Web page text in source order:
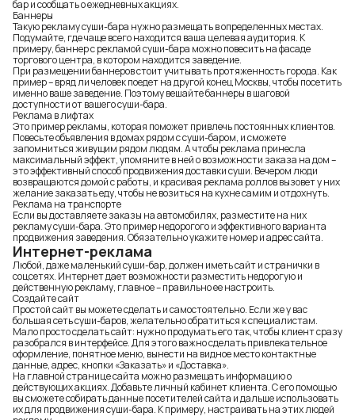
бар и сообщать о ежедневных акциях.
Баннеры
Такую рекламу суши-бара нужно размещать в определенных местах.
Подумайте, где чаще всего находится ваша целевая аудитория. К
примеру, баннер с рекламой суши-бара можно повесить на фасаде
торгового центра, в котором находится заведение.
При размещении баннеров стоит учитывать протяженность города. Как
пример – вряд ли человек поедет на другой конец Москвы, чтобы посетить
именно ваше заведение. Поэтому вешайте баннеры в шаговой
доступности от вашего суши-бара.
Реклама в лифтах
Это пример рекламы, которая поможет привлечь постоянных клиентов.
Повесьте объявления в домах рядом с суши-баром, и сможете
запомниться живущим рядом людям. А чтобы реклама принесла
максимальный эффект, упомяните в ней о возможности заказа на дом –
это эффективный способ продвижения доставки суши. Вечером люди
возвращаются домой с работы, и красивая реклама роллов вызовет у них
желание заказать еду, чтобы не возиться на кухне самим и отдохнуть.
Реклама на транспорте
Если вы доставляете заказы на автомобилях, разместите на них
рекламу суши-бара. Это пример недорогого и эффективного варианта
продвижения заведения. Обязательно укажите номер и адрес сайта.
Интернет-реклама
Любой, даже маленький суши-бар, должен иметь сайт и странички в
соцсетях. Интернет дает возможности разместить недорогую и
действенную рекламу, главное – правильно ее настроить.
Создайте сайт
Простой сайт вы можете сделать и самостоятельно. Если же у вас
большая сеть суши-баров, желательно обратиться к специалистам.
Мало просто сделать сайт: нужно продумать его так, чтобы клиент сразу
разобрался в интерфейсе. Для этого важно сделать привлекательное
оформление, понятное меню, вынести на видное место контактные
данные, адрес, кнопки «Заказать» и «Доставка».
На главной странице сайта можно размещать информацию о
действующих акциях. Добавьте личный кабинет клиента. С его помощью
вы сможете собирать данные посетителей сайта и дальше использовать
их для продвижения суши-бара. К примеру, настраивать на этих людей